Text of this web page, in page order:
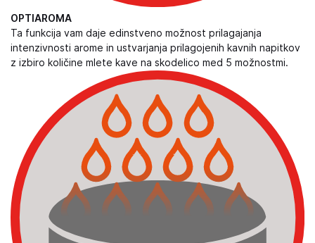
OPTIAROMA
Ta funkcija vam daje edinstveno možnost prilagajanja
intenzivnosti arome in ustvarjanja prilagojenih kavnih napitkov
z izbiro količine mlete kave na skodelico med 5 možnostmi.